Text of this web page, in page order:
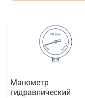
Манометр
гидравлический